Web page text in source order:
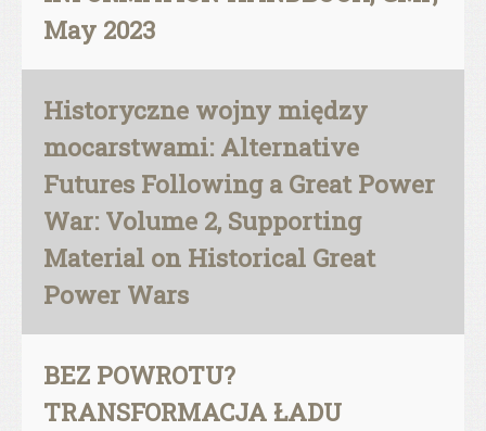
May 2023
Historyczne wojny między
mocarstwami: Alternative
Futures Following a Great Power
War: Volume 2, Supporting
Material on Historical Great
Power Wars
BEZ POWROTU?
TRANSFORMACJA ŁADU